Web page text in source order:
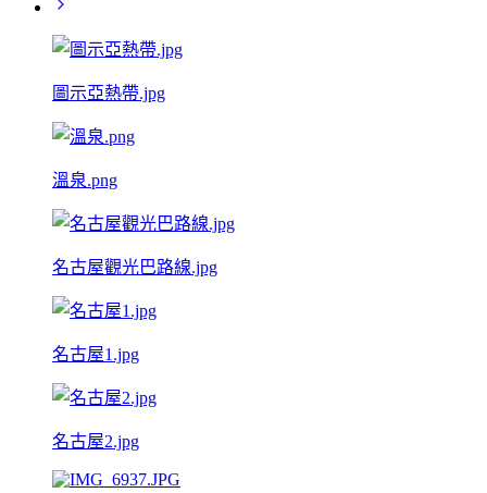
圖示亞熱帶.jpg
溫泉.png
名古屋觀光巴路線.jpg
名古屋1.jpg
名古屋2.jpg